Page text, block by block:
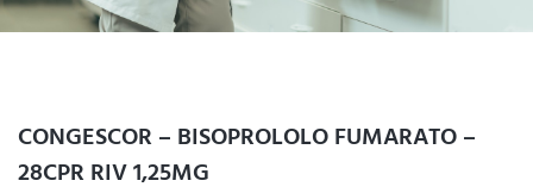
CONGESCOR – BISOPROLOLO FUMARATO –
28CPR RIV 1,25MG